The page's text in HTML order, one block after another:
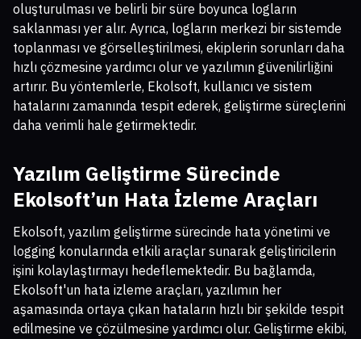
oluşturulması ve belirli bir süre boyunca logların
saklanması yer alır. Ayrıca, logların merkezi bir sistemde
toplanması ve görselleştirilmesi, ekiplerin sorunları daha
hızlı çözmesine yardımcı olur ve yazılımın güvenilirliğini
artırır. Bu yöntemlerle, Ekolsoft, kullanıcı ve sistem
hatalarını zamanında tespit ederek, geliştirme süreçlerini
daha verimli hale getirmektedir.
Yazılım Geliştirme Sürecinde
Ekolsoft’un Hata İzleme Araçları
Ekolsoft, yazılım geliştirme sürecinde hata yönetimi ve
logging konularında etkili araçlar sunarak geliştiricilerin
işini kolaylaştırmayı hedeflemektedir. Bu bağlamda,
Ekolsoft'un hata izleme araçları, yazılımın her
aşamasında ortaya çıkan hataların hızlı bir şekilde tespit
edilmesine ve çözülmesine yardımcı olur. Geliştirme ekibi,